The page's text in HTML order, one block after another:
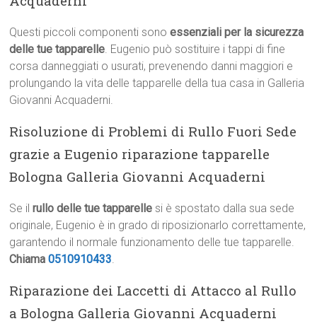
Questi piccoli componenti sonoessenziali per la sicurezza
delle tue tapparelle. Eugenio può sostituire i tappi di fine
corsa danneggiati o usurati, prevenendo danni maggiori e
prolungando la vita delle tapparelle della tua casa in Galleria
Giovanni Acquaderni.
Risoluzione di Problemi di Rullo Fuori Sede
grazie a Eugenio riparazione tapparelle
Bologna Galleria Giovanni Acquaderni
Se ilrullo delle tue tapparelle si è spostato dalla sua sede
originale, Eugenio è in grado di riposizionarlo correttamente,
garantendo il normale funzionamento delle tue tapparelle.
Chiama0510910433.
Riparazione dei Laccetti di Attacco al Rullo
a Bologna Galleria Giovanni Acquaderni